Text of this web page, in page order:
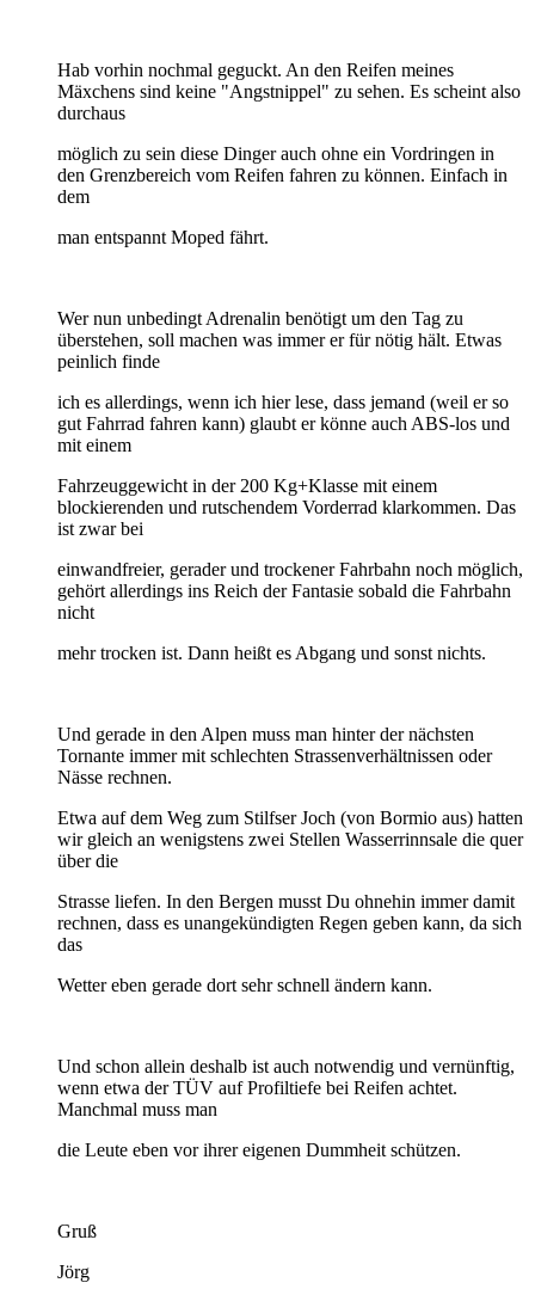
Hab vorhin nochmal geguckt. An den Reifen meines
Mäxchens sind keine "Angstnippel" zu sehen. Es scheint also
durchaus
möglich zu sein diese Dinger auch ohne ein Vordringen in
den Grenzbereich vom Reifen fahren zu können. Einfach in
dem
man entspannt Moped fährt.
Wer nun unbedingt Adrenalin benötigt um den Tag zu
überstehen, soll machen was immer er für nötig hält. Etwas
peinlich finde
ich es allerdings, wenn ich hier lese, dass jemand (weil er so
gut Fahrrad fahren kann) glaubt er könne auch ABS-los und
mit einem
Fahrzeuggewicht in der 200 Kg+Klasse mit einem
blockierenden und rutschendem Vorderrad klarkommen. Das
ist zwar bei
einwandfreier, gerader und trockener Fahrbahn noch möglich,
gehört allerdings ins Reich der Fantasie sobald die Fahrbahn
nicht
mehr trocken ist. Dann heißt es Abgang und sonst nichts.
Und gerade in den Alpen muss man hinter der nächsten
Tornante immer mit schlechten Strassenverhältnissen oder
Nässe rechnen.
Etwa auf dem Weg zum Stilfser Joch (von Bormio aus) hatten
wir gleich an wenigstens zwei Stellen Wasserrinnsale die quer
über die
Strasse liefen. In den Bergen musst Du ohnehin immer damit
rechnen, dass es unangekündigten Regen geben kann, da sich
das
Wetter eben gerade dort sehr schnell ändern kann.
Und schon allein deshalb ist auch notwendig und vernünftig,
wenn etwa der TÜV auf Profiltiefe bei Reifen achtet.
Manchmal muss man
die Leute eben vor ihrer eigenen Dummheit schützen.
Gruß
Jörg